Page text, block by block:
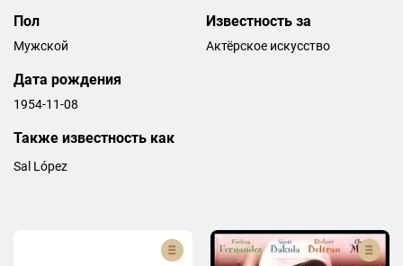
Пол
Мужской
Известность за
Актёрское искусство
Дата рождения
1954-11-08
Также известность как
Sal López